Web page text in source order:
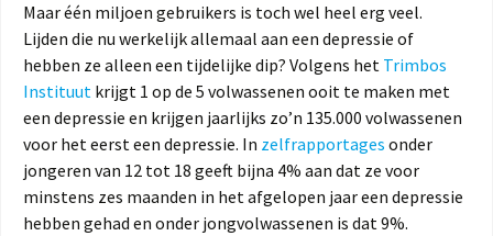
Maar één miljoen gebruikers is toch wel heel erg veel.
Lijden die nu werkelijk allemaal aan een depressie of
hebben ze alleen een tijdelijke dip? Volgens het Trimbos
Instituut krijgt 1 op de 5 volwassenen ooit te maken met
een depressie en krijgen jaarlijks zo’n 135.000 volwassenen
voor het eerst een depressie. In zelfrapportages onder
jongeren van 12 tot 18 geeft bijna 4% aan dat ze voor
minstens zes maanden in het afgelopen jaar een depressie
hebben gehad en onder jongvolwassenen is dat 9%.